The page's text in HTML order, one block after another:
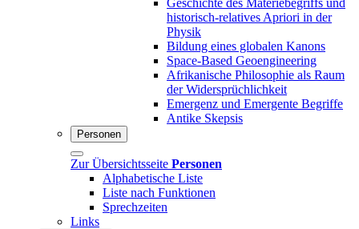
historisch-relatives Apriori in der
Physik
Bildung eines globalen Kanons
Space-Based Geoengineering
Afrikanische Philosophie als Raum
der Widersprüchlichkeit
Emergenz und Emergente Begriffe
Antike Skepsis
Personen
Zur Übersichtsseite Personen
Alphabetische Liste
Liste nach Funktionen
Sprechzeiten
Links